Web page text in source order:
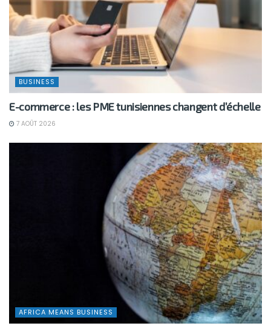
BUSINESS
E-commerce : les PME tunisiennes changent d’échelle
7 AOÛT 2026
AFRICA MEANS BUSINESS